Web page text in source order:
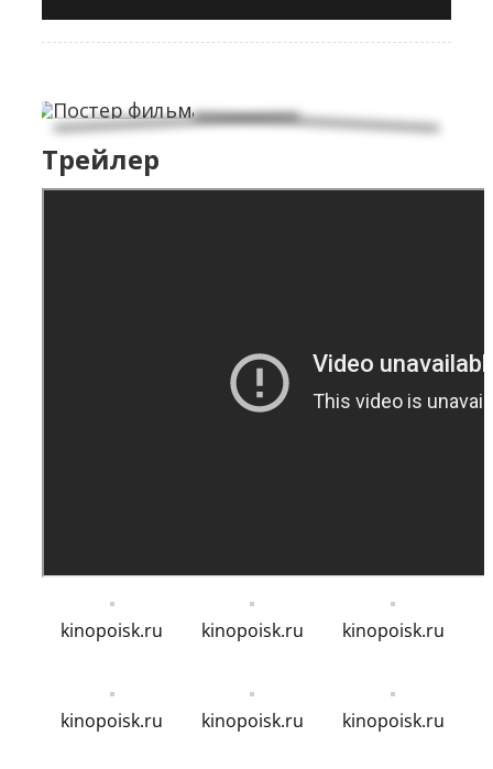
Трейлер
kinopoisk.ru kinopoisk.ru kinopoisk.ru
kinopoisk.ru kinopoisk.ru kinopoisk.ru